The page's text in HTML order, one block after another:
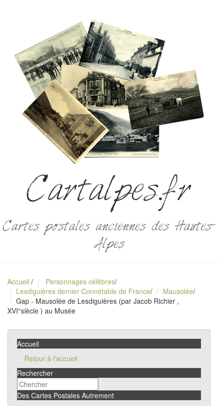
Cartalpes.fr
Cartes postales anciennes des Hautes-
Alpes
Accueil / Personnages célèbres/
Lesdiguières dernier Connétable de France/ Mausolée/
Gap - Mausolée de Lesdiguières (par Jacob Richier ,
XVI°siècle ) au Musée
Accueil
Retour à l'accueil
Rechercher
Des Cartes Postales Autrement